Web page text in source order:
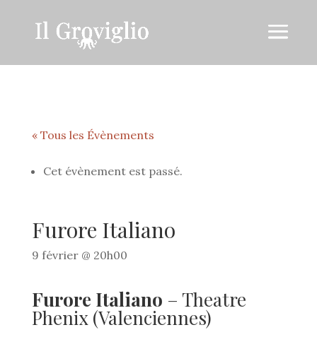
« Tous les Évènements
Cet évènement est passé.
Furore Italiano
9 février @ 20h00
Furore Italiano – Theatre
Phenix (Valenciennes)